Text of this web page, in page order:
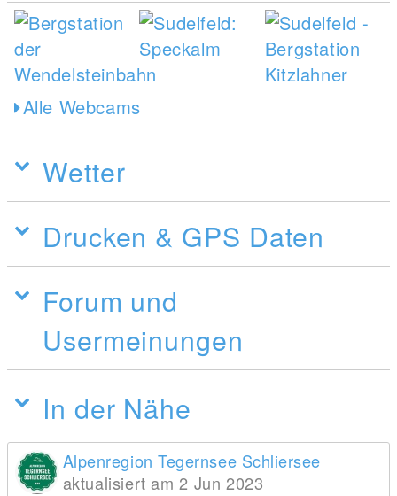
Alle Webcams
Wetter
Drucken & GPS Daten
Forum und
Usermeinungen
In der Nähe
Alpenregion Tegernsee Schliersee
aktualisiert am 2 Jun 2023